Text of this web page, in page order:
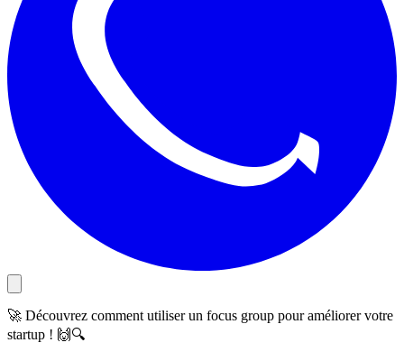
🚀 Découvrez comment utiliser un focus group pour améliorer votre
startup ! 🙌🔍